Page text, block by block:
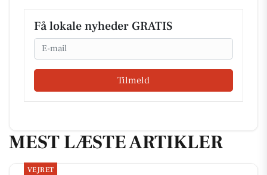
Få lokale nyheder GRATIS
Email
Tilmeld
MEST LÆSTE ARTIKLER
VEJRET